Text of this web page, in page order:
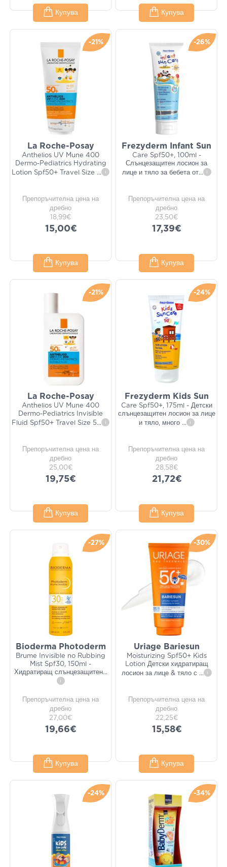
Купува Купува
-21%
La Roche-Posay
Anthelios UV Mune 400
Dermo-Pediatrics Hydrating
Lotion Spf50+ Travel Size ... i
Препоръчителна цена на
дребно
18,99€
15,00€
Купува
-26%
Frezyderm Infant Sun
Care Spf50+, 100ml -
Слънцезащитен лосион за
лице и тяло за бебета от... i
Препоръчителна цена на
дребно
23,50€
17,39€
Купува
-21%
La Roche-Posay
Anthelios UV Mune 400
Dermo-Pediatrics Invisible
Fluid Spf50+ Travel Size 5... i
Препоръчителна цена на
дребно
25,00€
19,75€
Купува
-24%
Frezyderm Kids Sun
Care Spf50+, 175ml - Детски
слънцезащитен лосион за лице
и тяло, много ... i
Препоръчителна цена на
дребно
28,58€
21,72€
Купува
-27%
Bioderma Photoderm
Brume Invisible no Rubbing
Mist Spf30, 150ml -
Хидратиращ слънцезащитен...
i
Препоръчителна цена на
дребно
27,00€
19,66€
Купува
-30%
Uriage Bariesun
Moisturizing Spf50+ Kids
Lotion Детски хидратиращ
лосион за лице & тяло с ... i
Препоръчителна цена на
дребно
22,25€
15,58€
Купува
-24% -34%